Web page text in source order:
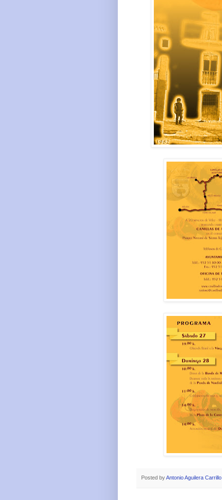
Posted byAntonio Aguilera Carrillo